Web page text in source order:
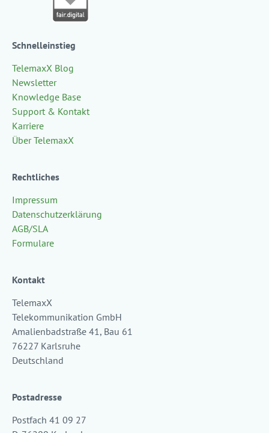
Schnelleinstieg
TelemaxX Blog
Newsletter
Knowledge Base
Support & Kontakt
Karriere
Über TelemaxX
Rechtliches
Impressum
Datenschutzerklärung
AGB/SLA
Formulare
Kontakt
TelemaxX
Telekommunikation GmbH
Amalienbadstraße 41, Bau 61
76227 Karlsruhe
Deutschland
Postadresse
Postfach 41 09 27